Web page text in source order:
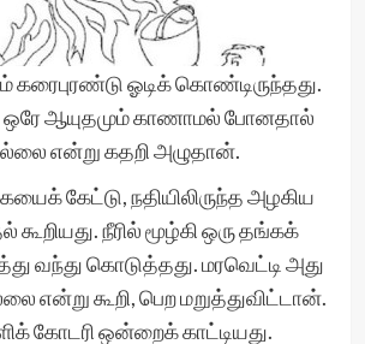
கரைபுரண்டு ஓடிக் கொண்டிருந்தது.
ஒரே ஆயுதமும் காணாமல் போனதால்
என்று கதறி அழுதான்.
கேட்டு, நதியிலிருந்த அழகிய
நீரில் மூழ்கி ஒரு தங்கக்
வந்து கொடுத்தது. மரவெட்டி அது
என்று கூறி, பெற மறுத்துவிட்டான்.
கோடரி ஒன்றைக் காட்டியது.